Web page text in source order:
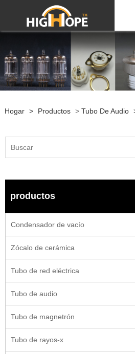
Hogar > Productos > Tubo De Audio
productos
Condensador de vacío
Zócalo de cerámica
Tubo de red eléctrica
Tubo de audio
Tubo de magnetrón
Tubo de rayos-x